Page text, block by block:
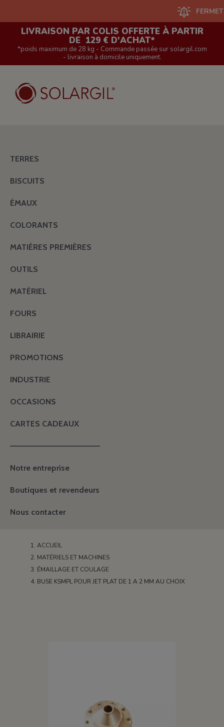
FERMETURE
LIVRAISON PAR COLIS OFFERTE À PARTIR
DE 129 € D'ACHAT*
*poids maximum de 28 kg - Commande passée sur solargil.com
- livraison à domicile uniquement.
TERRES
BISCUITS
ÉMAUX
COLORANTS
MATIÈRES PREMIÈRES
OUTILS
MATÉRIEL
FOURS
LIBRAIRIE
PROMOTIONS
INDUSTRIE
OCCASIONS
CARTES CADEAUX
———————————————
Notre entreprise
Boutiques et revendeurs
Nous contacter
ACCUEIL
MATÉRIELS ET MACHINES
ÉMAILLAGE ET COULAGE
BUSE KSMPL POUR JET PLAT DE 1 A 2 MM AU CHOIX